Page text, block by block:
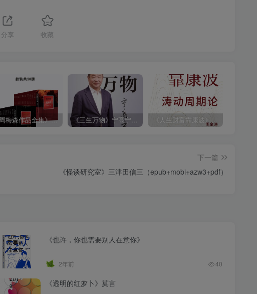
分享 收藏
《周梅森作品全集》[共30册] 《三生万物》宁高宁（epub+mobi+azw3+pdf） 《人生财富靠康波》波动周期论（epub+mobi+azw3+pdf）
下一篇
《怪谈研究室》三津田信三（epub+mobi+azw3+pdf）
《也许，你也需要别人在意你》
2年前 40
《透明的红萝卜》莫言